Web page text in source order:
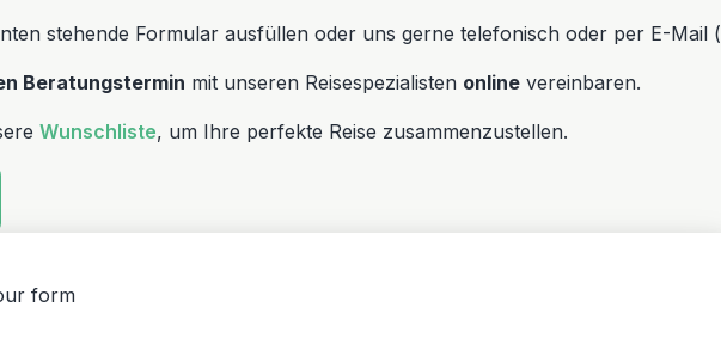
stehende Formular ausfüllen oder uns gerne telefonisch oder per E-Mail (
Beratungstermin mit unseren Reisespezialisten online vereinbaren.
Wunschliste, um Ihre perfekte Reise zusammenzustellen.
form